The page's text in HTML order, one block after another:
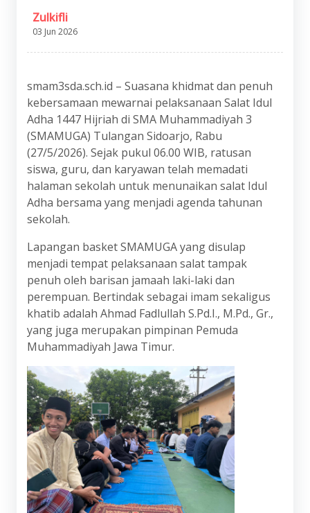
Zulkifli
03 Jun 2026
smam3sda.sch.id – Suasana khidmat dan penuh
kebersamaan mewarnai pelaksanaan Salat Idul
Adha 1447 Hijriah di SMA Muhammadiyah 3
(SMAMUGA) Tulangan Sidoarjo, Rabu
(27/5/2026). Sejak pukul 06.00 WIB, ratusan
siswa, guru, dan karyawan telah memadati
halaman sekolah untuk menunaikan salat Idul
Adha bersama yang menjadi agenda tahunan
sekolah.
Lapangan basket SMAMUGA yang disulap
menjadi tempat pelaksanaan salat tampak
penuh oleh barisan jamaah laki-laki dan
perempuan. Bertindak sebagai imam sekaligus
khatib adalah Ahmad Fadlullah S.Pd.I., M.Pd., Gr.,
yang juga merupakan pimpinan Pemuda
Muhammadiyah Jawa Timur.